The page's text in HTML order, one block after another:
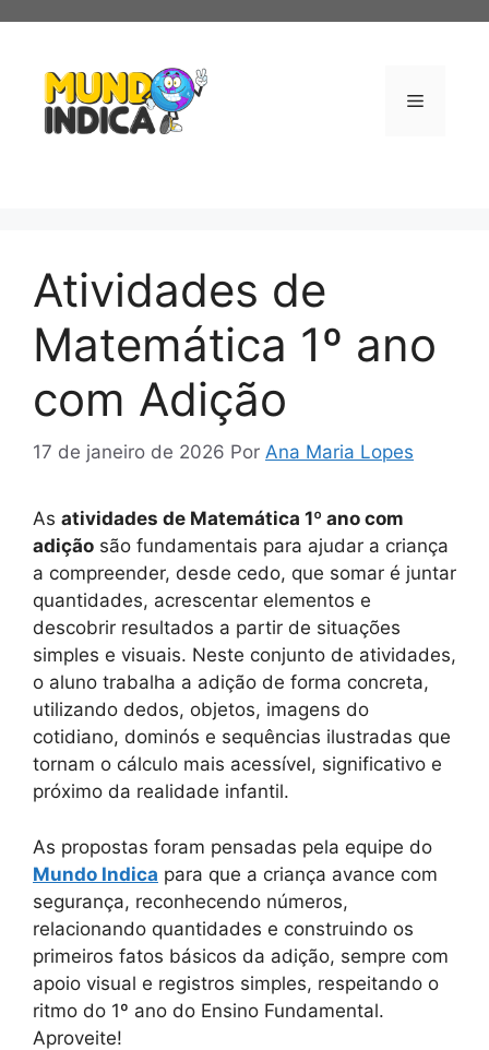
conteúdo
Menu
Atividades de
Matemática 1º ano
com Adição
17 de janeiro de 2026 Por Ana Maria Lopes
As atividades de Matemática 1º ano com
adição são fundamentais para ajudar a criança
a compreender, desde cedo, que somar é juntar
quantidades, acrescentar elementos e
descobrir resultados a partir de situações
simples e visuais. Neste conjunto de atividades,
o aluno trabalha a adição de forma concreta,
utilizando dedos, objetos, imagens do
cotidiano, dominós e sequências ilustradas que
tornam o cálculo mais acessível, significativo e
próximo da realidade infantil.
As propostas foram pensadas pela equipe do
Mundo Indica para que a criança avance com
segurança, reconhecendo números,
relacionando quantidades e construindo os
primeiros fatos básicos da adição, sempre com
apoio visual e registros simples, respeitando o
ritmo do 1º ano do Ensino Fundamental.
Aproveite!